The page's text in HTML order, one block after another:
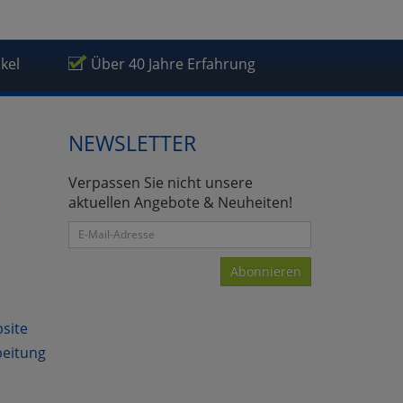
Über 40 Jahre Erfahrung
NEWSLETTER
Verpassen Sie nicht unsere
aktuellen Angebote & Neuheiten!
Abonnieren